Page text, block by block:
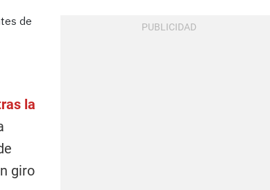
la
giro